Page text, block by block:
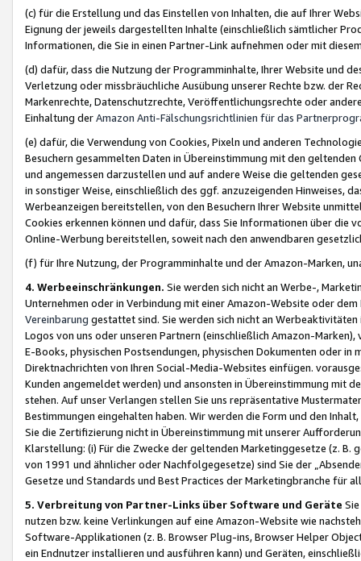
(c) für die Erstellung und das Einstellen von Inhalten, die auf Ihrer
Eignung der jeweils dargestellten Inhalte (einschließlich sämtlicher
Informationen, die Sie in einen Partner-Link aufnehmen oder mit
(d) dafür, dass die Nutzung der Programminhalte, Ihrer Website und
Verletzung oder missbräuchliche Ausübung unserer Rechte bzw. der
Markenrechte, Datenschutzrechte, Veröffentlichungsrechte oder
Einhaltung derAmazon Anti-Fälschungsrichtlinien für das
(e) dafür, die Verwendung von Cookies, Pixeln und anderen
Besuchern gesammelten Daten in Übereinstimmung mit den
und angemessen darzustellen und auf andere Weise die geltenden
in sonstiger Weise, einschließlich des ggf. anzuzeigenden Hinweises,
Werbeanzeigen bereitstellen, von den Besuchern Ihrer Website
Cookies erkennen können und dafür, dass Sie Informationen über die
Online-Werbung bereitstellen, soweit nach den anwendbaren
(f) für Ihre Nutzung, der Programminhalte und der Amazon-Marken,
4. Werbeeinschränkungen. Sie werden sich nicht an Werbe-,
Unternehmen oder in Verbindung mit einer Amazon-Website oder
Vereinbarung gestattet sind. Sie werden sich nicht an
Logos von uns oder unseren Partnern (einschließlich Amazon-
E-Books, physischen Postsendungen, physischen Dokumenten oder in
Direktnachrichten von Ihren Social-Media-Websites einfügen.
Kunden angemeldet werden) und ansonsten in Übereinstimmung mit
stehen. Auf unser Verlangen stellen Sie uns repräsentative
Bestimmungen eingehalten haben. Wir werden die Form und den
Sie die Zertifizierung nicht in Übereinstimmung mit unserer
Klarstellung: (i) Für die Zwecke der geltenden Marketinggesetze (z. B.
von 1991 und ähnlicher oder Nachfolgegesetze) sind Sie der
Gesetze und Standards und Best Practices der Marketingbranche für
5. Verbreitung von Partner-Links über Software und Geräte
nutzen bzw. keine Verlinkungen auf eine Amazon-Website wie
Software-Applikationen (z. B. Browser Plug-ins, Browser Helper
ein Endnutzer installieren und ausführen kann) und Geräten,